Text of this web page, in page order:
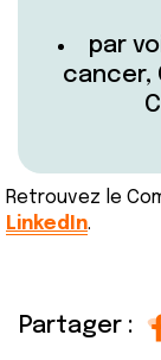
par
cancer,
Retrouvez le
LinkedIn.
Partager :